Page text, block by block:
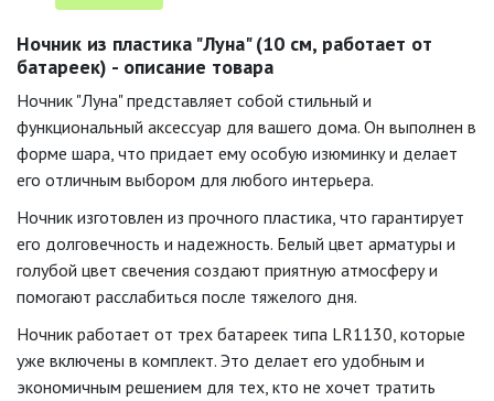
Ночник из пластика "Луна" (10 см, работает от
батареек) - описание товара
Ночник "Луна" представляет собой стильный и
функциональный аксессуар для вашего дома. Он выполнен в
форме шара, что придает ему особую изюминку и делает
его отличным выбором для любого интерьера.
Ночник изготовлен из прочного пластика, что гарантирует
его долговечность и надежность. Белый цвет арматуры и
голубой цвет свечения создают приятную атмосферу и
помогают расслабиться после тяжелого дня.
Ночник работает от трех батареек типа LR1130, которые
уже включены в комплект. Это делает его удобным и
экономичным решением для тех, кто не хочет тратить